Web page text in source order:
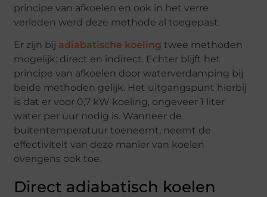
principe van afkoelen en ook in het verre
verleden werd deze methode al toegepast.
Er zijn bij adiabatische koeling twee methoden
mogelijk: direct en indirect. Echter blijft het
principe van afkoelen door waterverdamping bij
beide methoden gelijk. Het uitgangspunt hierbij
is dat er voor 0,7 kW koeling, ongeveer 1 liter
water per uur nodig is. Wanneer de
buitentemperatuur toeneemt, neemt de
effectiviteit van deze manier van koelen
overigens ook toe.
Direct adiabatisch koelen